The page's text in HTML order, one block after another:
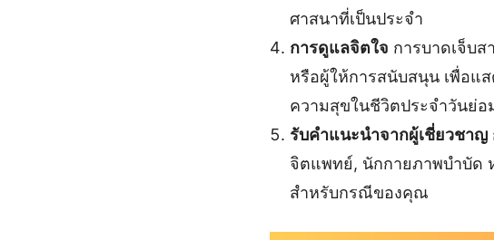
ศาสนาที่เป็นประจำ
การดูแลจิตใจ การบาดเจ็บ
หรือผู้ให้การสนับสนุน เพื่อแ
ความสุขในชีวิตประจำวัน
รับคำแนะนำจากผู้เชี่ยวชาญ
จิตแพทย์, นักกายภาพบำบัด
สำหรับกรณีของคุณ